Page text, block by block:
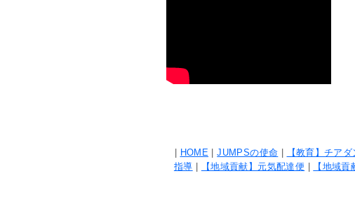
| HOME |JUMPSの使命 | 【教育】チア
指導 | 【地域貢献】元気配達便 | 【地域